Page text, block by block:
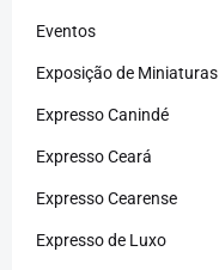
Eventos
Exposição de Miniaturas
Expresso Canindé
Expresso Ceará
Expresso Cearense
Expresso de Luxo